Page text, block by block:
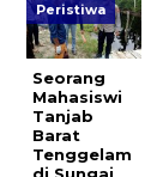
Peristiwa
Seorang
Mahasiswi
Tanjab
Barat
Tenggelam